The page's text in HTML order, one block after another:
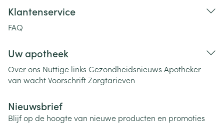
Klantenservice
FAQ
Uw apotheek
Over ons Nuttige links Gezondheidsnieuws Apotheker
van wachtVoorschriftZorgtarieven
Nieuwsbrief
Blijf op de hoogte van nieuwe producten en promoties